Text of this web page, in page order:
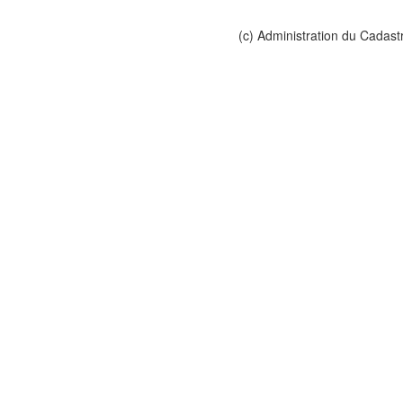
(c) Administration du